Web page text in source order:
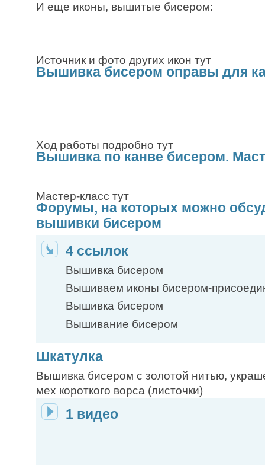
И еще иконы, вышитые бисером:
Источник и фото других икон тут
Вышивка бисером оправы для
Ход работы подробно тут
Вышивка по канве бисером.
Мастер-класс тут
Форумы, на которых можно
вышивки бисером
4 ссылок
Вышивка бисером
Вышиваем иконы бисером-
Вышивка бисером
Вышивание бисером
Шкатулка
Вышивка бисером с золотой нитью,
мех короткого ворса (листочки)
1 видео